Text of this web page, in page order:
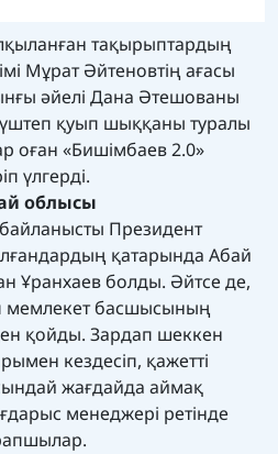
тақырыптардың
Мұрат Әйтеновтің ағасы
әйелі Дана Әтешованы
қуып шыққаны туралы
оған «Бишімбаев 2.0»
үлгерді.
облысы
Президент
қатарында Абай
Ұранхаев болды. Әйтсе де,
мемлекет басшысының
қойды. Зардап шеккен
кездесіп, қажетті
жағдайда аймақ
менеджері ретінде